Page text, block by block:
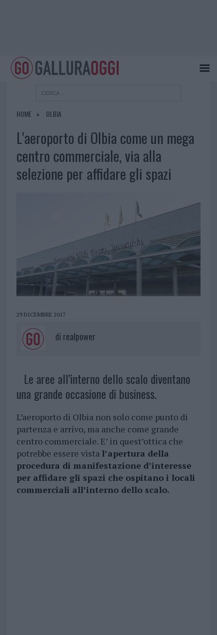
HOME OLBIA
L’aeroporto di Olbia come un mega
centro commerciale, via alla
selezione per affidare gli spazi
29 DICEMBRE 2017
di realpower
Le aree all’interno dello scalo diventano
una grande occasione di business.
L’aeroporto di Olbia non solo come punto di
partenza e arrivo, ma anche come grande
centro commerciale. E’ in quest’ottica che
potrebbe essere vista l’apertura della
procedura di manifestazione d’interesse
per affidare gli spazi che ospitano i locali
commerciali all’interno dello scalo.